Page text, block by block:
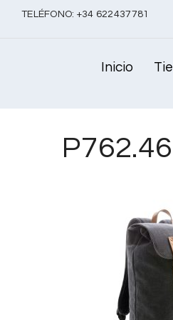
TELÉFONO: +34 622437781
Inicio